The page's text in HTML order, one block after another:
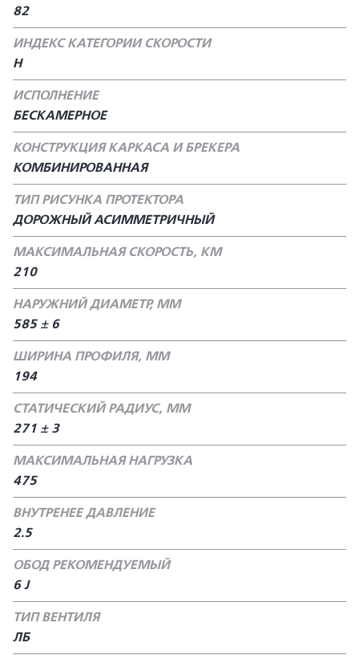
82
ИНДЕКС КАТЕГОРИИ СКОРОСТИ
H
ИСПОЛНЕНИЕ
БЕСКАМЕРНОЕ
КОНСТРУКЦИЯ КАРКАСА И БРЕКЕРА
КОМБИНИРОВАННАЯ
ТИП РИСУНКА ПРОТЕКТОРА
ДОРОЖНЫЙ АСИММЕТРИЧНЫЙ
МАКСИМАЛЬНАЯ СКОРОСТЬ, КМ
210
НАРУЖНИЙ ДИАМЕТР, ММ
585 ± 6
ШИРИНА ПРОФИЛЯ, ММ
194
СТАТИЧЕСКИЙ РАДИУС, ММ
271 ± 3
МАКСИМАЛЬНАЯ НАГРУЗКА
475
ВНУТРЕНЕЕ ДАВЛЕНИЕ
2.5
ОБОД РЕКОМЕНДУЕМЫЙ
6 J
ТИП ВЕНТИЛЯ
ЛБ